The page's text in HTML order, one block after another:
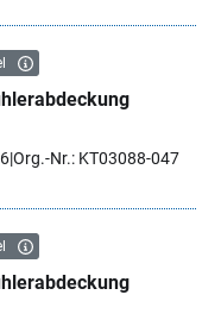
Org.-Nr.: KT03088-047